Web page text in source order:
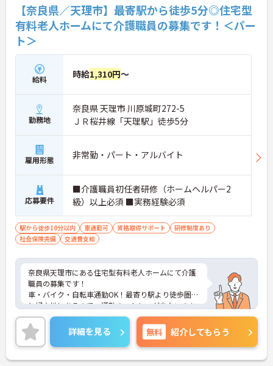
【奈良県／天理市】最寄駅から徒歩5分◎住宅型
有料老人ホームにて介護職員の募集です！＜パー
ト＞
給料 時給1,310円～
勤務地
奈良県 天理市 川原城町272-5
ＪＲ桜井線「天理駅」徒歩5分
雇用形態 非常勤・パート・アルバイト
応募要件
■介護職員初任者研修（ホームヘルパー2
級）以上必須 ■実務経験必須
駅から徒歩10分以内 車通勤可 資格取得サポート
研修制度あり
社会保険完備
交通費支給
奈良県天理市にある住宅型有料老人ホームにて介護
職員の募集です！
車・バイク・自転車通勤OK！最寄り駅より徒歩圏内
と好立地にあるので、通勤のストレスが少ないのも
嬉しいポイントです。
研修制度もしっかりあるため、入職後も安心して働
くことができます◎
ご興味のある方には、面接対策ポイントなど、さら
に詳細をお話しいたしますのでお気軽にご相談くだ
詳細を見る 無料 紹介してもらう